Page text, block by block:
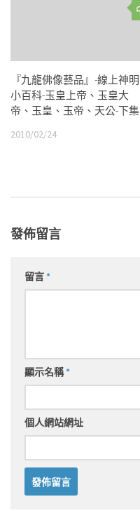
『九龍佛像藝品』-線上神明
小百科-玉皇上帝、玉皇大
帝、玉皇、玉帝、天公-下集
2010/02/24
發佈留言
留言*
顯示名稱*
個人網站網址